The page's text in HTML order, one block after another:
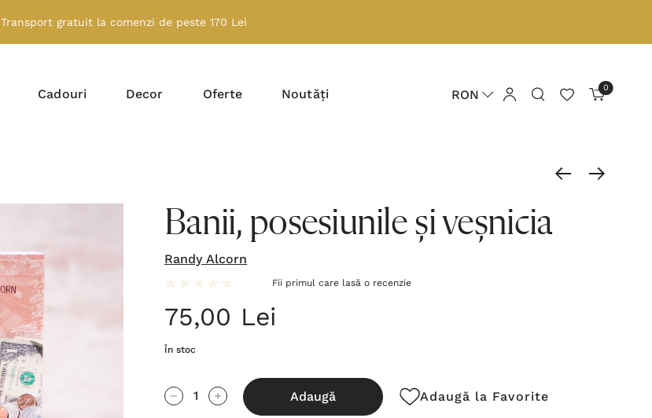
Transport gratuit la comenzi de peste 170 Lei
Cadouri Decor Oferte Noutăți RON 0
Banii, posesiunile și veșnicia
Randy Alcorn
Fii primul care lasă o recenzie
75,00 Lei
În stoc
Grăbește-
te! Cantitate scăzută:Cantitate Crescută:
Adaugă Adaugă la Favorite